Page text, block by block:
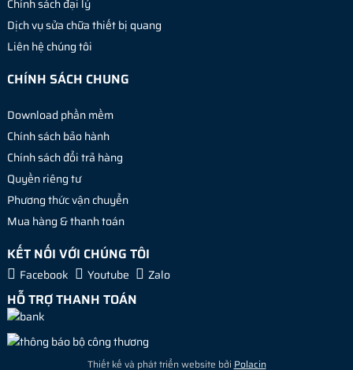
Chính sách đại lý
Dịch vụ sửa chữa thiết bị quang
Liên hệ chúng tôi
CHÍNH SÁCH CHUNG
Download phần mềm
Chính sách bảo hành
Chính sách đổi trả hàng
Quyền riêng tư
Phương thức vận chuyển
Mua hàng & thanh toán
KẾT NỐI VỚI CHÚNG TÔI
Facebook Youtube Zalo
HỖ TRỢ THANH TOÁN
Thiết kế và phát triển website bởi Polacin